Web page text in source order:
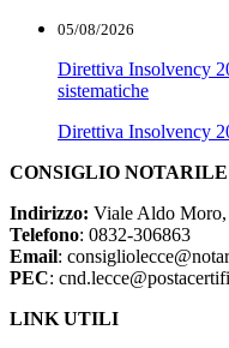
05/08/2026
Direttiva Insolvency
sistematiche
Direttiva Insolvency
CONSIGLIO
Indirizzo: Viale Aldo
Telefono: 0832-306863
Email:
PEC:
LINK UTILI